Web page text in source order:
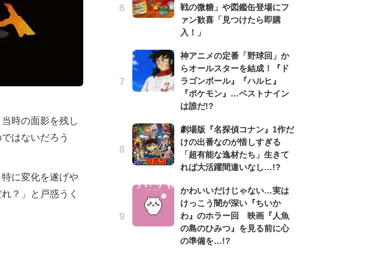
時の面影を残し
はないだろう
に変化を遂げや
？」と戸惑うく
戦の微糖」や図鑑缶登場にフ
ァン歓喜「見つけたら即購
入！」
神アニメの定番「野球回」か
らオールスターを結成！『ド
ラゴンボール』『ハルヒ』
『ポケモン』…ベストナイン
は誰だ!?
劇場版『名探偵コナン』1作だ
けの出番なのが惜しすぎる
「超有能な逸材たち」生きて
れば大活躍間違いなし…!?
かわいいだけじゃない…実は
けっこう闇が深い『ちいか
わ』のホラー回 映画『人魚
の島のひみつ』を見る前に心
の準備を…!?